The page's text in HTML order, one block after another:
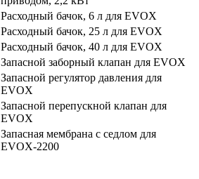
Расходный бачок, 6 л для EVOX
Расходный бачок, 25 л для EVOX
Расходный бачок, 40 л для EVOX
Запасной заборный клапан для EVOX
Запасной регулятор давления для
EVOX
Запасной перепускной клапан для
EVOX
Запасная мембрана с седлом для
EVOX-2200